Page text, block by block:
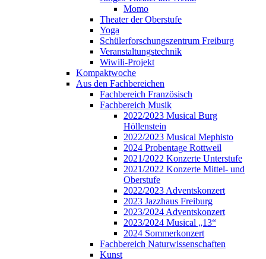
Momo
Theater der Oberstufe
Yoga
Schülerforschungszentrum Freiburg
Veranstaltungstechnik
Wiwili-Projekt
Kompaktwoche
Aus den Fachbereichen
Fachbereich Französisch
Fachbereich Musik
2022/2023 Musical Burg
Höllenstein
2022/2023 Musical Mephisto
2024 Probentage Rottweil
2021/2022 Konzerte Unterstufe
2021/2022 Konzerte Mittel- und
Oberstufe
2022/2023 Adventskonzert
2023 Jazzhaus Freiburg
2023/2024 Adventskonzert
2023/2024 Musical „13“
2024 Sommerkonzert
Fachbereich Naturwissenschaften
Kunst